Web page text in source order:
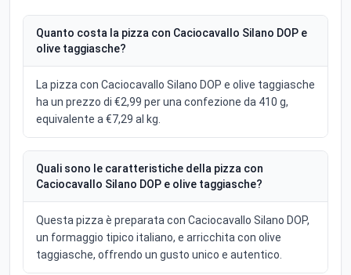
Quanto costa la pizza con Caciocavallo Silano DOP e
olive taggiasche?
La pizza con Caciocavallo Silano DOP e olive taggiasche
ha un prezzo di €2,99 per una confezione da 410 g,
equivalente a €7,29 al kg.
Quali sono le caratteristiche della pizza con
Caciocavallo Silano DOP e olive taggiasche?
Questa pizza è preparata con Caciocavallo Silano DOP,
un formaggio tipico italiano, e arricchita con olive
taggiasche, offrendo un gusto unico e autentico.